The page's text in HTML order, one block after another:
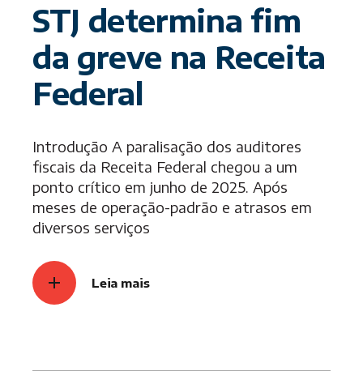
STJ determina fim
da greve na Receita
Federal
Introdução A paralisação dos auditores
fiscais da Receita Federal chegou a um
ponto crítico em junho de 2025. Após
meses de operação-padrão e atrasos em
diversos serviços
Leia mais